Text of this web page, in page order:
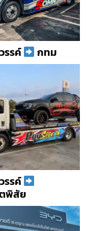
รรค์ กทม
รรค์
พิสัย